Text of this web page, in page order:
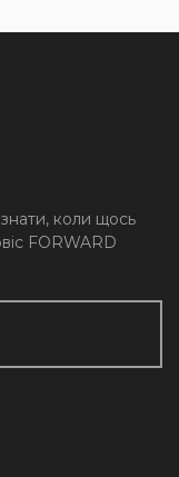
коли щось
FORWARD